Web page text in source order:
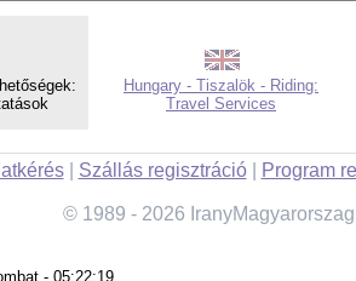
Hungary - Tiszalök - Riding:
Travel Services
| Szállás regisztráció| Program
© 1989 - 2026
- 05:22:19